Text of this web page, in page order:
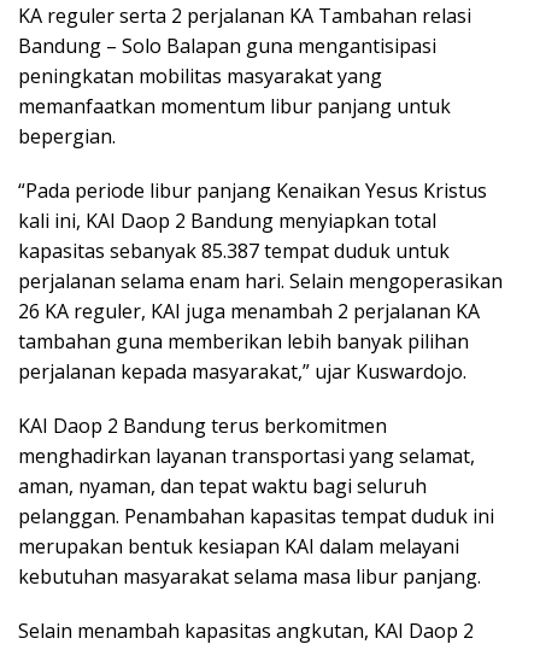
KA reguler serta 2 perjalanan KA Tambahan relasi
Bandung – Solo Balapan guna mengantisipasi
peningkatan mobilitas masyarakat yang
memanfaatkan momentum libur panjang untuk
bepergian.
“Pada periode libur panjang Kenaikan Yesus Kristus
kali ini, KAI Daop 2 Bandung menyiapkan total
kapasitas sebanyak 85.387 tempat duduk untuk
perjalanan selama enam hari. Selain mengoperasikan
26 KA reguler, KAI juga menambah 2 perjalanan KA
tambahan guna memberikan lebih banyak pilihan
perjalanan kepada masyarakat,” ujar Kuswardojo.
KAI Daop 2 Bandung terus berkomitmen
menghadirkan layanan transportasi yang selamat,
aman, nyaman, dan tepat waktu bagi seluruh
pelanggan. Penambahan kapasitas tempat duduk ini
merupakan bentuk kesiapan KAI dalam melayani
kebutuhan masyarakat selama masa libur panjang.
Selain menambah kapasitas angkutan, KAI Daop 2